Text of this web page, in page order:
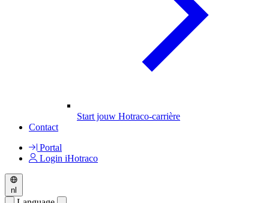
Start jouw Hotraco-carrière
Contact
Portal
Login iHotraco
nl